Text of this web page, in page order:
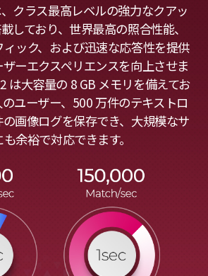
クラス最高レベルの強力なクアッ
しており、世界最高の照合性能、
ック、および迅速な応答性を提供
ーエクスペリエンスを向上させま
は大容量の 8 GB メモリを備えてお
のユーザー、500 万件のテキストロ
画像ログを保存でき、大規模なサ
余裕で対応できます。